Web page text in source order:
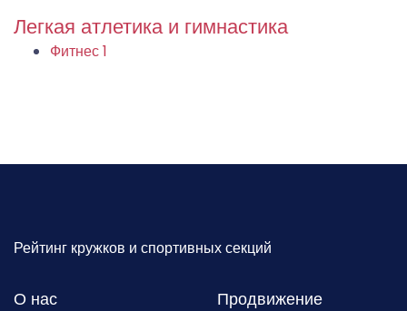
Легкая атлетика и гимнастика
Фитнес1
Рейтинг кружков и спортивных секций
О нас Продвижение